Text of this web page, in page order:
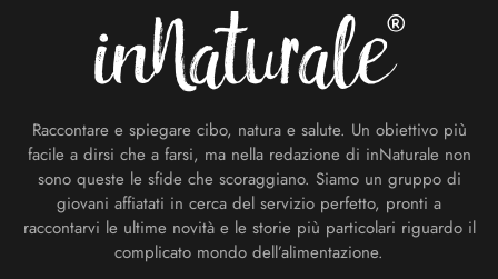
Raccontare e spiegare cibo, natura e salute. Un obiettivo più
facile a dirsi che a farsi, ma nella redazione di inNaturale non
sono queste le sfide che scoraggiano. Siamo un gruppo di
giovani affiatati in cerca del servizio perfetto, pronti a
raccontarvi le ultime novità e le storie più particolari riguardo il
complicato mondo dell’alimentazione.